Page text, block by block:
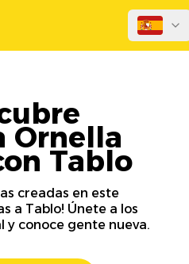
Ornella
Tablo
creadas en este
a Tablo! Únete a los
y conoce gente nueva.